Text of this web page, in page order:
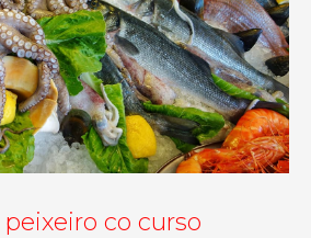
peixeiro co curso